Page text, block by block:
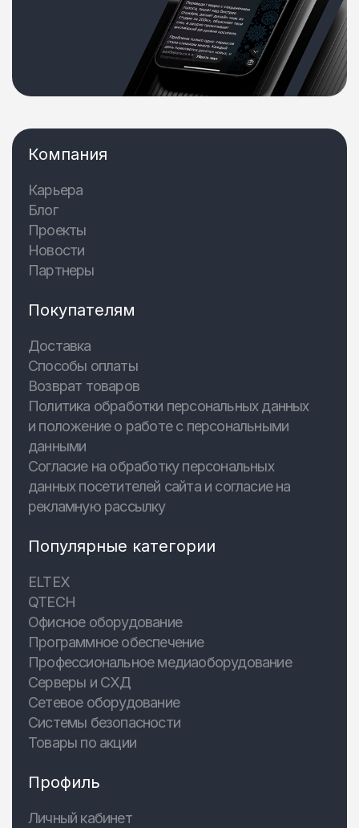
Компания
Карьера
Блог
Проекты
Новости
Партнеры
Покупателям
Доставка
Способы оплаты
Возврат товаров
Политика обработки персональных данных
и положение о работе с персональными
данными
Согласие на обработку персональных
данных посетителей сайта и согласие на
рекламную рассылку
Популярные категории
ELTEX
QTECH
Офисное оборудование
Программное обеспечение
Профессиональное медиаоборудование
Серверы и СХД
Сетевое оборудование
Системы безопасности
Товары по акции
Профиль
Личный кабинет